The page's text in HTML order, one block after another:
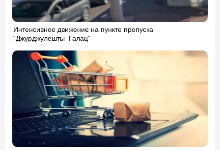
Интенсивное движение на пункте пропуска
“Джурджулешты–Галац”